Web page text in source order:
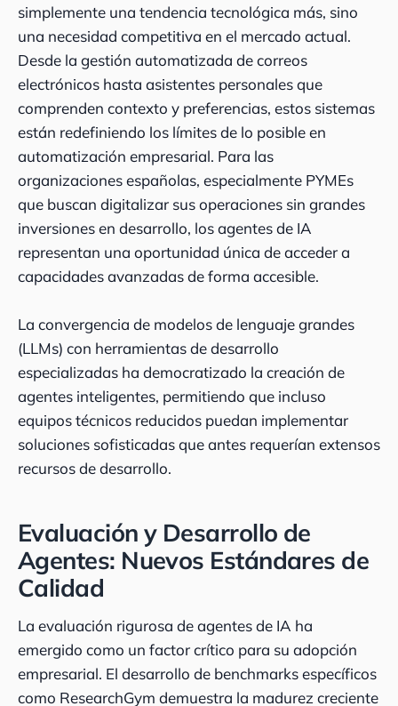
simplemente una tendencia tecnológica más, sino
una necesidad competitiva en el mercado actual.
Desde la gestión automatizada de correos
electrónicos hasta asistentes personales que
comprenden contexto y preferencias, estos sistemas
están redefiniendo los límites de lo posible en
automatización empresarial. Para las
organizaciones españolas, especialmente PYMEs
que buscan digitalizar sus operaciones sin grandes
inversiones en desarrollo, los agentes de IA
representan una oportunidad única de acceder a
capacidades avanzadas de forma accesible.
La convergencia de modelos de lenguaje grandes
(LLMs) con herramientas de desarrollo
especializadas ha democratizado la creación de
agentes inteligentes, permitiendo que incluso
equipos técnicos reducidos puedan implementar
soluciones sofisticadas que antes requerían extensos
recursos de desarrollo.
Evaluación y Desarrollo de
Agentes: Nuevos Estándares de
Calidad
La evaluación rigurosa de agentes de IA ha
emergido como un factor crítico para su adopción
empresarial. El desarrollo de benchmarks específicos
como ResearchGym demuestra la madurez creciente